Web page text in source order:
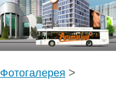
Фотогалерея >